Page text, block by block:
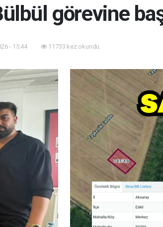
görevine
- 15:44 11733 kez okundu.